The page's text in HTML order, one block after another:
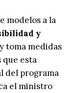
modelos a la
y
toma medidas
que esta
del programa
el ministro